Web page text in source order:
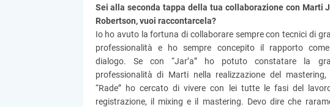
Sei alla seconda tappa della tua collaborazione con Marti
Robertson, vuoi raccontarcela?
Io ho avuto la fortuna di collaborare sempre con tecnici di
professionalità e ho sempre concepito il rapporto
dialogo. Se con “Jar’a” ho potuto constatare la
professionalità di Marti nella realizzazione del mastering,
“Rade” ho cercato di vivere con lei tutte le fasi del
registrazione, il mixing e il mastering. Devo dire che